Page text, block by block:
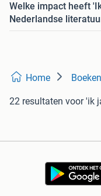
Welke impact heeft
Nederlandse
Home Boeken
22 resultaten voor 'ik